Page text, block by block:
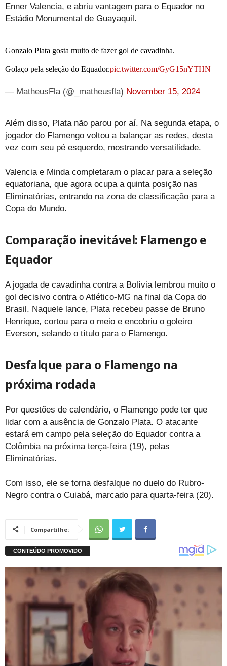
Enner Valencia, e abriu vantagem para o Equador no
Estádio Monumental de Guayaquil.
Gonzalo Plata gosta muito de fazer gol de cavadinha.
Golaço pela seleção do Equador.pic.twitter.com/GyG15nYTHN
— MatheusFla (@_matheusfla) November 15, 2024
Além disso, Plata não parou por aí. Na segunda etapa, o
jogador do Flamengo voltou a balançar as redes, desta
vez com seu pé esquerdo, mostrando versatilidade.
Valencia e Minda completaram o placar para a seleção
equatoriana, que agora ocupa a quinta posição nas
Eliminatórias, entrando na zona de classificação para a
Copa do Mundo.
Comparação inevitável: Flamengo e
Equador
A jogada de cavadinha contra a Bolívia lembrou muito o
gol decisivo contra o Atlético-MG na final da Copa do
Brasil. Naquele lance, Plata recebeu passe de Bruno
Henrique, cortou para o meio e encobriu o goleiro
Everson, selando o título para o Flamengo.
Desfalque para o Flamengo na
próxima rodada
Por questões de calendário, o Flamengo pode ter que
lidar com a ausência de Gonzalo Plata. O atacante
estará em campo pela seleção do Equador contra a
Colômbia na próxima terça-feira (19), pelas
Eliminatórias.
Com isso, ele se torna desfalque no duelo do Rubro-
Negro contra o Cuiabá, marcado para quarta-feira (20).
Compartilhe: